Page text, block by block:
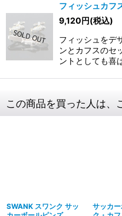
フィッシュカフ
9,120円(税込)
フィッシュをデ
ンとカフスのセ
ントとしても喜
この商品を買った人は、
SWANK スワンク サッ
サッカ